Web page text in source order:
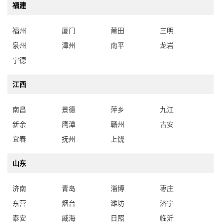
福建
福州 厦门 莆田
三明
泉州
漳州 南平
龙岩
宁德
江西
南昌 景德 萍乡
九江
新余
鹰潭 赣州
吉安
宜春
抚州 上饶
山东
济南 青岛 淄博
枣庄
东营
烟台 潍坊
济宁
泰安
威海 日照
临沂